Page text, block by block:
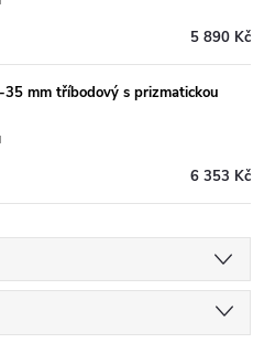
5 890 Kč
mm tříbodový s prizmatickou
6 353 Kč